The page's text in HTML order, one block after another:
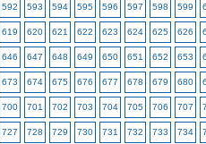
592 593 594 595 596 597 598 599
619 620 621 622 623 624 625 626
646 647 648 649 650 651 652 653
673 674 675 676 677 678 679 680
700 701 702 703 704 705 706 707
727 728 729 730 731 732 733 734